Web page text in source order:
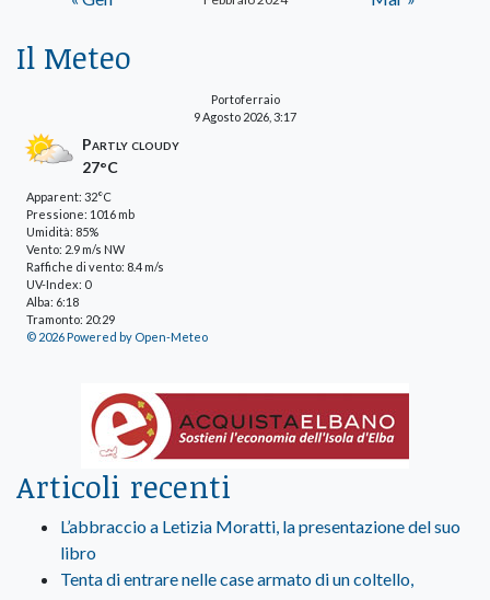
Il Meteo
Portoferraio
9 Agosto 2026, 3:17
Partly cloudy
27°C
Apparent: 32°C
Pressione: 1016 mb
Umidità: 85%
Vento: 2.9 m/s NW
Raffiche di vento: 8.4 m/s
UV-Index: 0
Alba: 6:18
Tramonto: 20:29
© 2026 Powered by Open-Meteo
Articoli recenti
L’abbraccio a Letizia Moratti, la presentazione del suo
libro
Tenta di entrare nelle case armato di un coltello,